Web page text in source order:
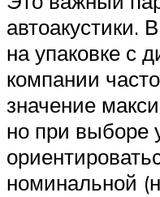
автоакустики.
на упаковке с
компании
значение
но при выборе
номинальной